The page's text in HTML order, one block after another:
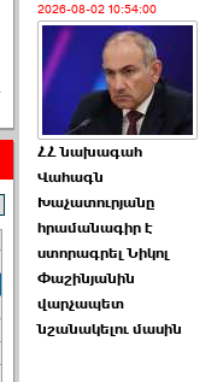
2026-08-02 10:54:00
ՀՀ նախագահ
Վահագն
Խաչատուրյանը
հրամանագիր է
ստորագրել Նիկոլ
Փաշինյանին
վարչապետ
նշանակելու մասին